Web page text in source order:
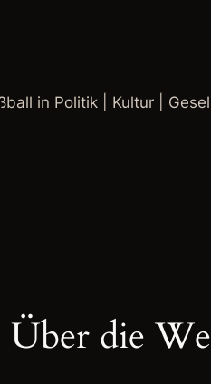
in Politik | Kultur |
Über die